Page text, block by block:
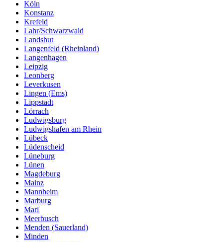
Köln
Konstanz
Krefeld
Lahr/Schwarzwald
Landshut
Langenfeld (Rheinland)
Langenhagen
Leipzig
Leonberg
Leverkusen
Lingen (Ems)
Lippstadt
Lörrach
Ludwigsburg
Ludwigshafen am Rhein
Lübeck
Lüdenscheid
Lüneburg
Lünen
Magdeburg
Mainz
Mannheim
Marburg
Marl
Meerbusch
Menden (Sauerland)
Minden